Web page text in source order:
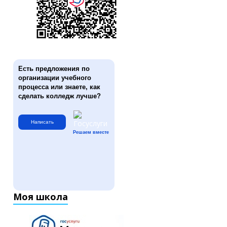
Есть предложения по
организации учебного
процесса или знаете, как
сделать колледж лучше?
Написать
Решаем вместе
Моя школа